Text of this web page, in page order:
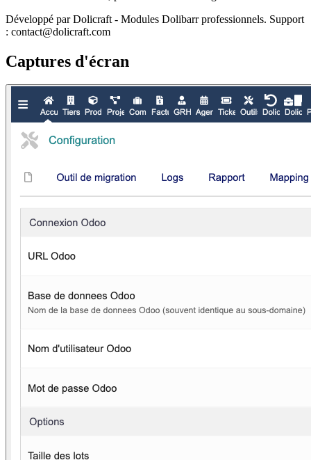
Développé par Dolicraft - Modules Dolibarr professionnels. Support
: contact@dolicraft.com
Captures d'écran